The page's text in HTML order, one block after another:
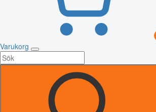
Varukorg